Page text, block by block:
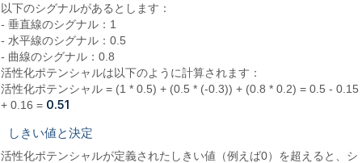
以下のシグナルがあるとします：
- 垂直線のシグナル：1
- 水平線のシグナル：0.5
- 曲線のシグナル：0.8
活性化ポテンシャルは以下のように計算されます：
活性化ポテンシャル = (1 * 0.5) + (0.5 * (-0.3)) + (0.8 * 0.2) = 0.5 - 0.15
+ 0.16 = 0.51
しきい値と決定
活性化ポテンシャルが定義されたしきい値（例えば0）を超えると、シ